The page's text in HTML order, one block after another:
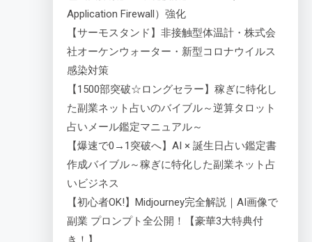
Application Firewall）強化
【サーモスタンド】非接触型体温計・株式会
社オーケンウォーター・新型コロナウイルス
感染対策
【1500部突破☆ロングセラー】稼ぎに特化し
た副業ネット占いのバイブル～逆算タロット
占いメール鑑定マニュアル～
【爆速で0→1突破へ】AI × 誕生日占い鑑定書
作成バイブル～稼ぎに特化した副業ネット占
いビジネス
【初心者OK!】Midjourney完全解説｜AI画像で
副業 プロンプト全公開！【豪華3大特典付